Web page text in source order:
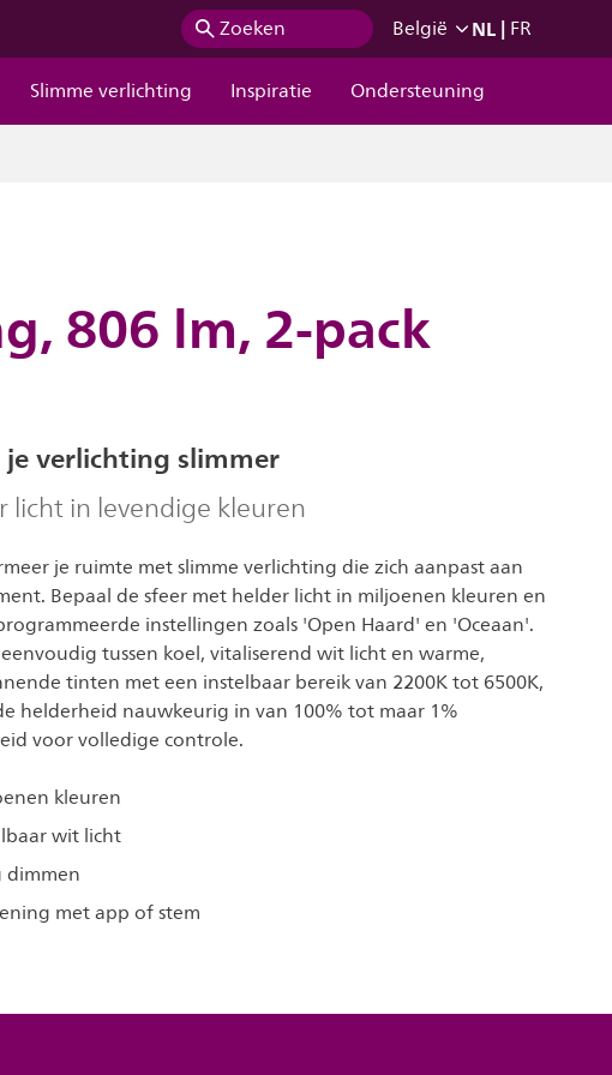
Zoeken België NL| FR
Slimme verlichting Inspiratie Ondersteuning
806 lm, 2-pack
je verlichting slimmer
licht in levendige kleuren
je ruimte met slimme verlichting die zich aanpast aan
Bepaal de sfeer met helder licht in miljoenen kleuren en
instellingen zoals 'Open Haard' en 'Oceaan'.
eenvoudig tussen koel, vitaliserend wit licht en warme,
tinten met een instelbaar bereik van 2200K tot 6500K,
helderheid nauwkeurig in van 100% tot maar 1%
voor volledige controle.
kleuren
wit licht
dimmen
met app of stem